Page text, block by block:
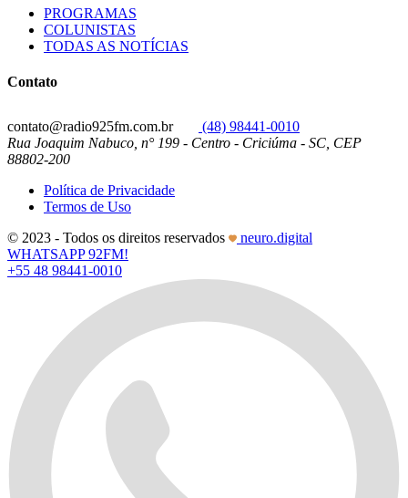
PROGRAMAS
COLUNISTAS
TODAS AS NOTÍCIAS
Contato
contato@radio925fm.com.br
(48) 98441-0010
Rua Joaquim Nabuco, n° 199 - Centro - Criciúma - SC, CEP
88802-200
Política de Privacidade
Termos de Uso
© 2023 - Todos os direitos reservados
neuro.digital
WHATSAPP 92FM!
+55 48 98441-0010